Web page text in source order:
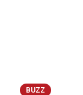
BUZZ